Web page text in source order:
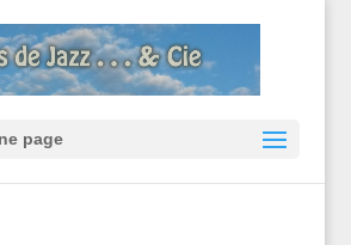
page